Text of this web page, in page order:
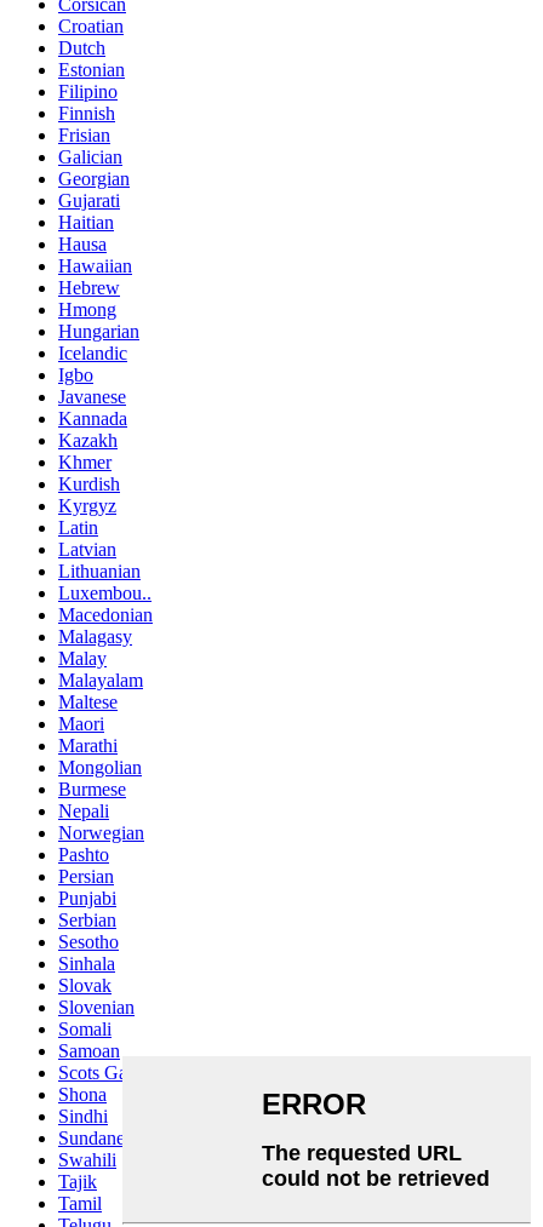
Croatian
Dutch
Estonian
Filipino
Finnish
Frisian
Galician
Georgian
Gujarati
Haitian
Hausa
Hawaiian
Hebrew
Hmong
Hungarian
Icelandic
Igbo
Javanese
Kannada
Kazakh
Khmer
Kurdish
Kyrgyz
Latin
Latvian
Lithuanian
Luxembou..
Macedonian
Malagasy
Malay
Malayalam
Maltese
Maori
Marathi
Mongolian
Burmese
Nepali
Norwegian
Pashto
Persian
Punjabi
Serbian
Sesotho
Sinhala
Slovak
Slovenian
Somali
Samoan
Scots Gaelic
Shona
Sindhi
Sundanese
Swahili
Tajik
Tamil